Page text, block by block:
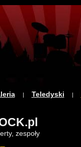
| Teledyski |
zespoły